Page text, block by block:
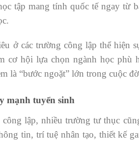
tập mang tính quốc tế ngay từ
ở các trường công lập thể hiện
cơ hội lựa chọn ngành học
là “bước ngoặt” lớn trong cuộc
mạnh tuyển sinh
lập, nhiều trường tư thục
tin, trí tuệ nhân tạo, thiết kế